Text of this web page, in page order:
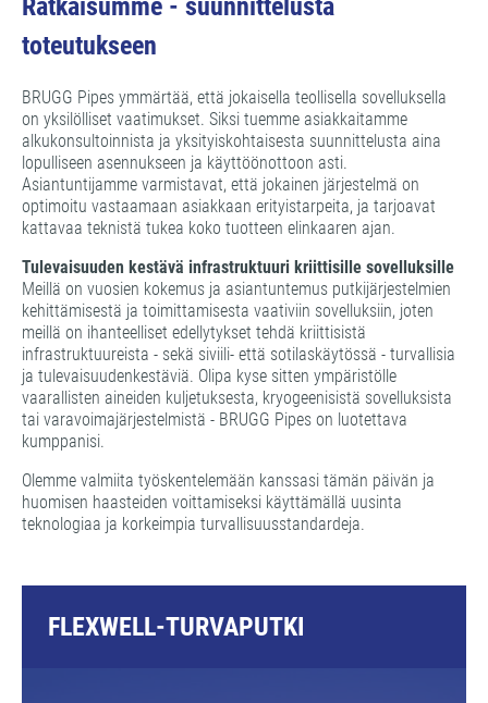
Ratkaisumme - suunnittelusta
toteutukseen
BRUGG Pipes ymmärtää, että jokaisella teollisella sovelluksella
on yksilölliset vaatimukset. Siksi tuemme asiakkaitamme
alkukonsultoinnista ja yksityiskohtaisesta suunnittelusta aina
lopulliseen asennukseen ja käyttöönottoon asti.
Asiantuntijamme varmistavat, että jokainen järjestelmä on
optimoitu vastaamaan asiakkaan erityistarpeita, ja tarjoavat
kattavaa teknistä tukea koko tuotteen elinkaaren ajan.
Tulevaisuuden kestävä infrastruktuuri kriittisille sovelluksille
Meillä on vuosien kokemus ja asiantuntemus putkijärjestelmien
kehittämisestä ja toimittamisesta vaativiin sovelluksiin, joten
meillä on ihanteelliset edellytykset tehdä kriittisistä
infrastruktuureista - sekä siviili- että sotilaskäytössä - turvallisia
ja tulevaisuudenkestäviä. Olipa kyse sitten ympäristölle
vaarallisten aineiden kuljetuksesta, kryogeenisistä sovelluksista
tai varavoimajärjestelmistä - BRUGG Pipes on luotettava
kumppanisi.
Olemme valmiita työskentelemään kanssasi tämän päivän ja
huomisen haasteiden voittamiseksi käyttämällä uusinta
teknologiaa ja korkeimpia turvallisuusstandardeja.
FLEXWELL-TURVAPUTKI